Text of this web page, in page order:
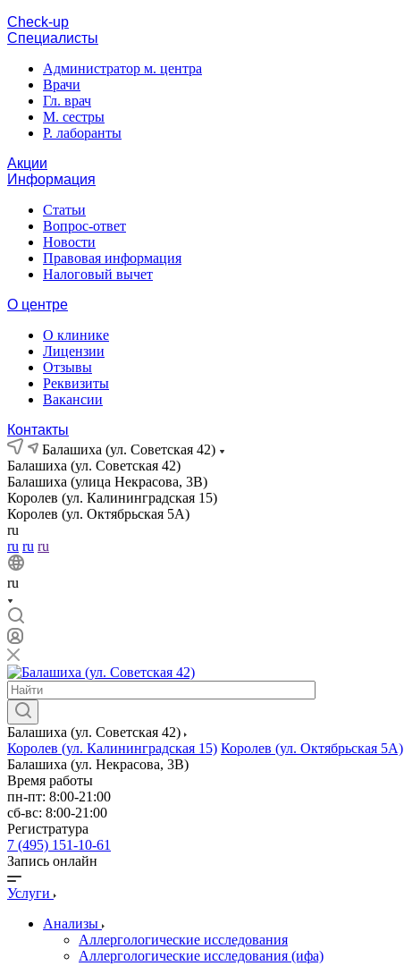
Cheсk-up
Специалисты
Администратор м. центра
Врачи
Гл. врач
М. сестры
Р. лаборанты
Акции
Информация
Статьи
Вопрос-ответ
Новости
Правовая информация
Налоговый вычет
О центре
О клинике
Лицензии
Отзывы
Реквизиты
Вакансии
Контакты
Балашиха (ул. Советская 42)
Балашиха (ул. Советская 42)
Балашиха (улица Некрасова, 3В)
Королев (ул. Калининградская 15)
Королев (ул. Октябрьская 5А)
ru
ru ru ru
ru
Балашиха (ул. Советская 42)
Королев (ул. Калининградская 15) Королев (ул. Октябрьская 5А)
Балашиха (ул. Некрасова, 3В)
Время работы
пн-пт: 8:00-21:00
сб-вс: 8:00-21:00
Регистратура
7 (495) 151-10-61
Запись онлайн
Услуги
Анализы
Аллергологические исследования
Аллергологические исследования (ифа)